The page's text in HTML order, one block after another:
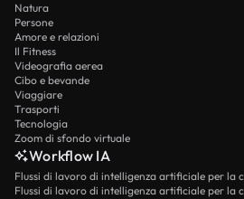
Natura
Persone
Amore e relazioni
Il Fitness
Videografia aerea
Cibo e bevande
Viaggiare
Trasporti
Tecnologia
Zoom di sfondo virtuale
Workflow IA
Flussi di lavoro di intelligenza artificiale per la